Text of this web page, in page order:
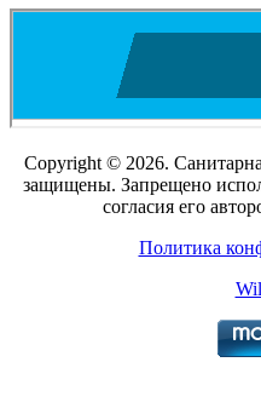
Copyright © 2026.
защищены. Запрещено
согласия его
Политика